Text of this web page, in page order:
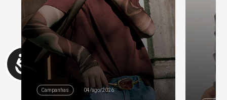
Campanhas 04/ago/2026